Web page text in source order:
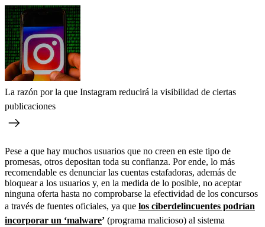
La razón por la que Instagram reducirá la visibilidad de ciertas
publicaciones
Pese a que hay muchos usuarios que no creen en este tipo de
promesas, otros depositan toda su confianza. Por ende, lo más
recomendable es denunciar las cuentas estafadoras, además de
bloquear a los usuarios y, en la medida de lo posible, no aceptar
ninguna oferta hasta no comprobarse la efectividad de los concursos
a través de fuentes oficiales, ya que los ciberdelincuentes podrían
incorporar un ‘malware’ (programa malicioso) al sistema